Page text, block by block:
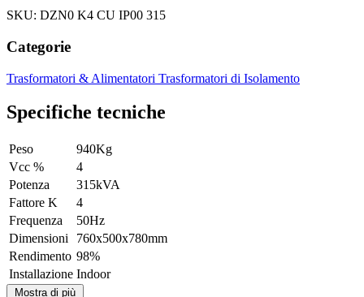
SKU: DZN0 K4 CU IP00 315
Categorie
Trasformatori & Alimentatori Trasformatori di Isolamento
Specifiche tecniche
Peso
940Kg
Vcc %
4
Potenza
315kVA
Fattore K
4
Frequenza
50Hz
Dimensioni
760x500x780mm
Rendimento 98%
Installazione Indoor
Mostra di più